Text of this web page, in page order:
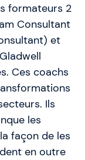
formateurs 2
Consultant
et
Ces coachs
Ils
les
façon de les
en outre